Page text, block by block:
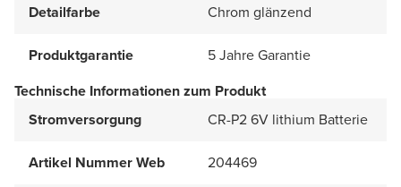
Detailfarbe Chrom glänzend
Produktgarantie
5 Jahre Garantie
Technische Informationen zum Produkt
Stromversorgung
CR-P2 6V lithium Batterie
Artikel Nummer Web 204469